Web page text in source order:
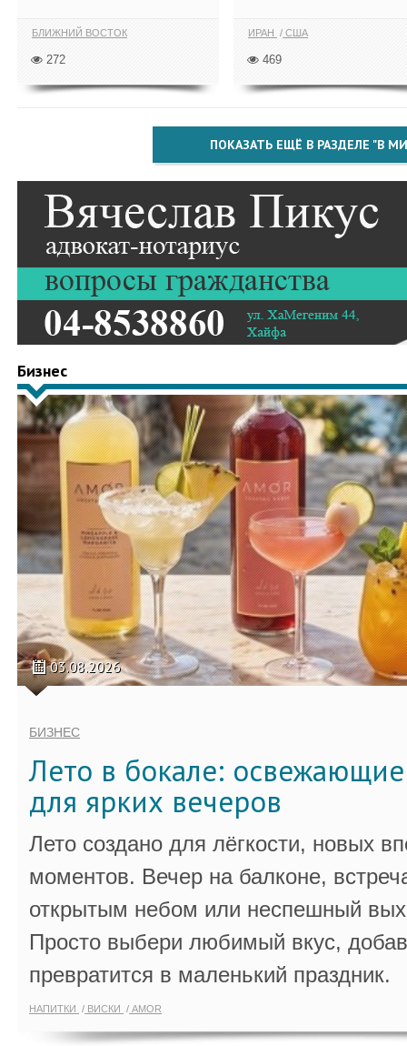
БЛИЖНИЙ ВОСТОК
272
ИРАН США
469
ПОКАЗАТЬ ЕЩЁ В РАЗДЕЛЕ "В
Бизнес
03.08.2026
БИЗНЕС
Лето в бокале:
для ярких вечеров
Лето создано для лёгкости, новых
моментов. Вечер на балконе,
открытым небом или неспешный
Просто выбери любимый вкус,
превратится в маленький праздник.
НАПИТКИ ВИСКИ AMOR